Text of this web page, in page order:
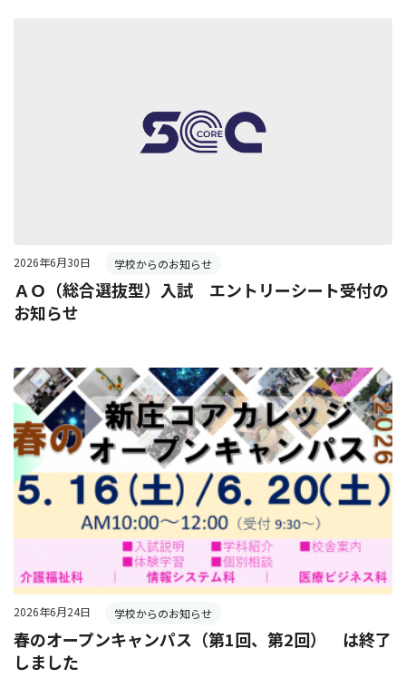
2026年6月30日 学校からのお知らせ
ＡＯ（総合選抜型）入試 エントリーシート受付の
お知らせ
2026年6月24日 学校からのお知らせ
春のオープンキャンパス（第1回、第2回） は終了
しました